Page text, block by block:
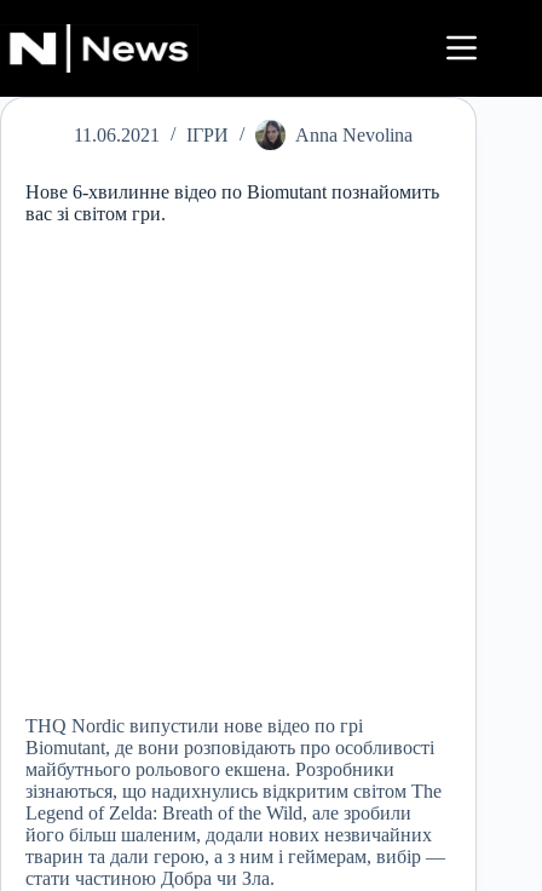
до
вмісту
11.06.2021 ІГРИ Anna Nevolina
Нове 6-хвилинне відео по Biomutant познайомить
вас зі світом гри.
THQ Nordic випустили нове відео по грі
Biomutant, де вони розповідають про особливості
майбутнього рольового екшена. Розробники
зізнаються, що надихнулись відкритим світом The
Legend of Zelda: Breath of the Wild, але зробили
його більш шаленим, додали нових незвичайних
тварин та дали герою, а з ним і геймерам, вибір —
стати частиною Добра чи Зла.